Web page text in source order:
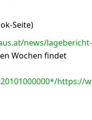
Seite)
news/lagebericht-
Wochen findet
https://